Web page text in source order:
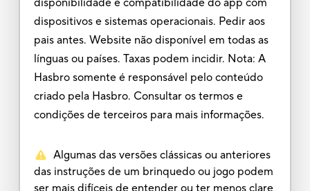
dispositivos e sistemas operacionais. Pedir aos
pais antes. Website não disponível em todas as
línguas ou países. Taxas podem incidir. Nota: A
Hasbro somente é responsável pelo conteúdo
criado pela Hasbro. Consultar os termos e
condições de terceiros para mais informações.
Algumas das versões clássicas ou anteriores
das instruções de um brinquedo ou jogo podem
ser mais difíceis de entender ou ter menos clare